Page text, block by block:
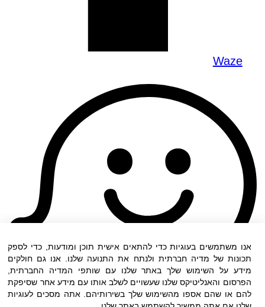
Waze
אנו משתמשים בעוגיות כדי להתאים אישית תוכן ומודעות, כדי לספק
תכונות של מדיה חברתית ולנתח את התנועה שלנו. אנו גם חולקים
מידע על השימוש שלך באתר שלנו עם שותפי המדיה החברתית,
הפרסום והאנליטיקס שלנו שעשויים לשלב אותו עם מידע אחר שסיפקת
להם או שהם אספו מהשימוש שלך בשירותיהם. אתה מסכים לעוגיות